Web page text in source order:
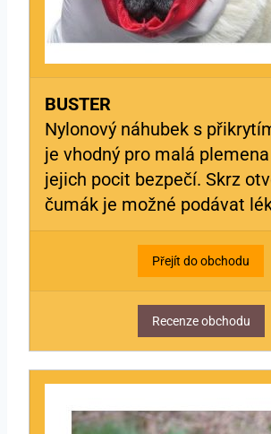
BUSTER
Nylonový náhubek s
je vhodný pro malá
jejich pocit bezpečí. Skrz
čumák je možné podávat
Přejít do obchodu
Recenze obchodu